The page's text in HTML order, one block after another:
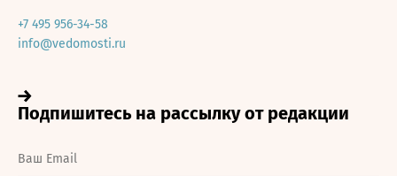
+7 495 956-34-58
info@vedomosti.ru